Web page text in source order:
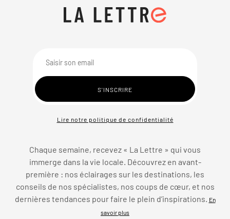
Lire notre politique de confidentialité
Chaque semaine, recevez « La Lettre » qui vous
immerge dans la vie locale. Découvrez en avant-
première : nos éclairages sur les destinations, les
conseils de nos spécialistes, nos coups de cœur, et nos
dernières tendances pour faire le plein d’inspirations. En
savoir plus